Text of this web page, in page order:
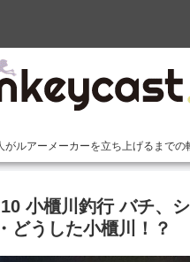
がルアーメーカーを立ち上げるまでの
小櫃川釣行 バチ、
どうした小櫃川！？